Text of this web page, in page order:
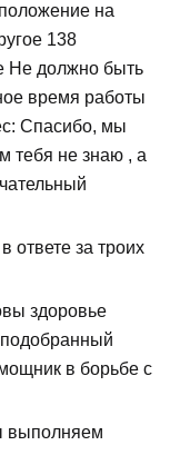
на
138
Не должно быть
время работы
Спасибо, мы
тебя не знаю , а
ответе за троих
здоровье
в борьбе с
выполняем